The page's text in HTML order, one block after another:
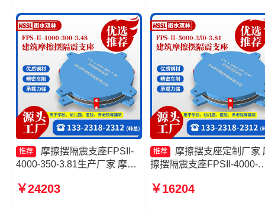
推荐
摩擦摆隔震支座FPSII-
4000-350-3.81生产厂家 摩擦
3.81 建筑摩擦摆式减震支座厂
￥24203
推荐
摩擦摆支座定制厂家
擦摆隔震支座FPSII-4000-
支座FPSII-1000-400-4.11
￥16204